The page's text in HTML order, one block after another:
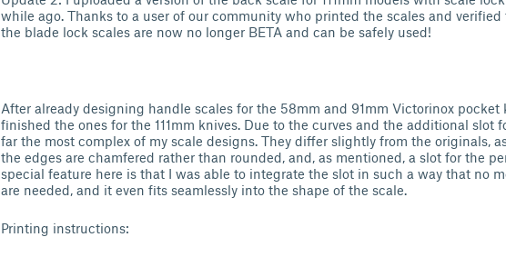
while ago. Thanks to a user of our community who printed the scales and
the blade lock scales are now no longer BETA and can be safely used!
After already designing handle scales for the 58mm and 91mm Victorinox pocket
finished the ones for the 111mm knives. Due to the curves and the additional slot
far the most complex of my scale designs. They differ slightly from the originals,
the edges are chamfered rather than rounded, and, as mentioned, a slot for the
special feature here is that I was able to integrate the slot in such a way that no
are needed, and it even fits seamlessly into the shape of the scale.
Printing instructions: